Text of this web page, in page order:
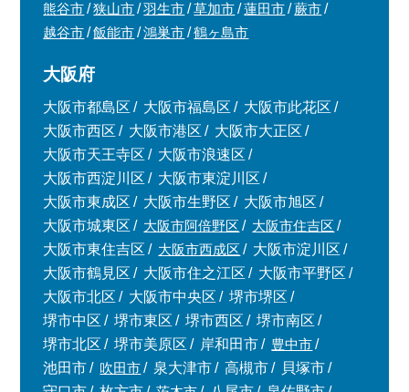
熊谷市
狭山市 羽生市 草加市 蓮田市
蕨市
越谷市
飯能市 鴻巣市 鶴ヶ島市
大阪府
大阪市都島区 大阪市福島区
大阪市此花区
大阪市西区
大阪市港区
大阪市大正区
大阪市天王寺区
大阪市浪速区
大阪市西淀川区
大阪市東淀川区
大阪市東成区
大阪市生野区
大阪市旭区
大阪市城東区
大阪市阿倍野区
大阪市住吉区
大阪市東住吉区
大阪市西成区
大阪市淀川区
大阪市鶴見区
大阪市住之江区
大阪市平野区
大阪市北区
大阪市中央区
堺市堺区
堺市中区
堺市東区 堺市西区
堺市南区
堺市北区
堺市美原区 岸和田市
豊中市
池田市
吹田市 泉大津市 高槻市
貝塚市